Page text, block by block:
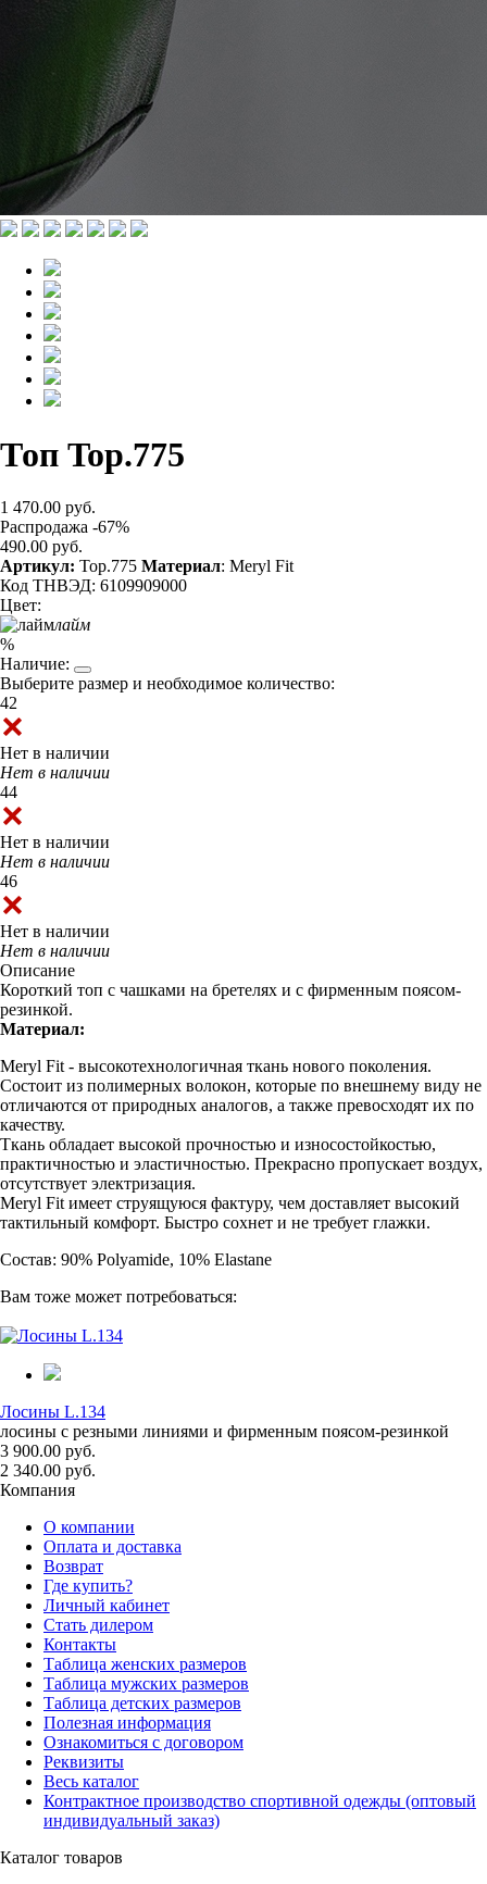
Топ Top.775
1 470.00 руб.
Распродажа -67%
490.00 руб.
Артикул: Top.775 Материал: Meryl Fit
Код ТНВЭД: 6109909000
Цвет:
лайм
%
Наличие:
Выберите размер и необходимое количество:
42
Нет в наличии
Нет в наличии
44
Нет в наличии
Нет в наличии
46
Нет в наличии
Нет в наличии
Описание
Короткий топ с чашками на бретелях и с фирменным поясом-
резинкой.
Материал:
Meryl Fit - высокотехнологичная ткань нового поколения.
Состоит из полимерных волокон, которые по внешнему виду не
отличаются от природных аналогов, а также превосходят их по
качеству.
Ткань обладает высокой прочностью и износостойкостью,
практичностью и эластичностью. Прекрасно пропускает воздух,
отсутствует электризация.
Meryl Fit имеет струящуюся фактуру, чем доставляет высокий
тактильный комфорт. Быстро сохнет и не требует глажки.
Состав: 90% Polyamide, 10% Elastane
Вам тоже может потребоваться:
Лосины L.134
лосины с резными линиями и фирменным поясом-резинкой
3 900.00 руб.
2 340.00 руб.
Компания
О компании
Оплата и доставка
Возврат
Где купить?
Личный кабинет
Стать дилером
Контакты
Таблица женских размеров
Таблица мужских размеров
Таблица детских размеров
Полезная информация
Ознакомиться с договором
Реквизиты
Весь каталог
Контрактное производство спортивной одежды (оптовый
индивидуальный заказ)
Каталог товаров